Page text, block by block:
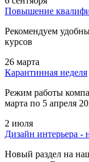
Повышение
Рекомендуем
курсов
26 марта
Карантинная неделя
Режим работы
марта по 5 апреля
2 июля
Дизайн интерьера -
Новый раздел на